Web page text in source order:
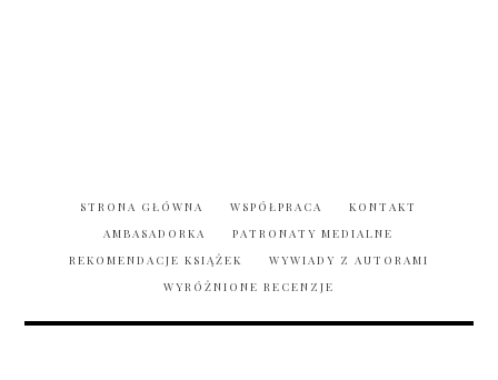
STRONA GŁÓWNA WSPÓŁPRACA
KONTAKT
AMBASADORKA
PATRONATY MEDIALNE
REKOMENDACJE KSIĄŻEK
WYWIADY Z AUTORAMI
WYRÓŻNIONE RECENZJE